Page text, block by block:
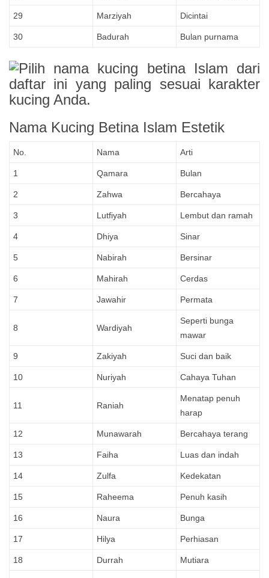
29 Marziyah Dicintai
30 Badurah Bulan purnama
Nama Kucing Betina Islam Estetik
No. Nama Arti
1 Qamara Bulan
2 Zahwa Bercahaya
3 Lutfiyah Lembut dan ramah
4 Dhiya Sinar
5 Nabirah Bersinar
6 Mahirah Cerdas
7 Jawahir Permata
8 Wardiyah
Seperti bunga
mawar
9 Zakiyah Suci dan baik
10 Nuriyah Cahaya Tuhan
11 Raniah
Menatap penuh
harap
12 Munawarah Bercahaya terang
13 Faiha Luas dan indah
14 Zulfa Kedekatan
15 Raheema Penuh kasih
16 Naura Bunga
17 Hilya Perhiasan
18 Durrah Mutiara